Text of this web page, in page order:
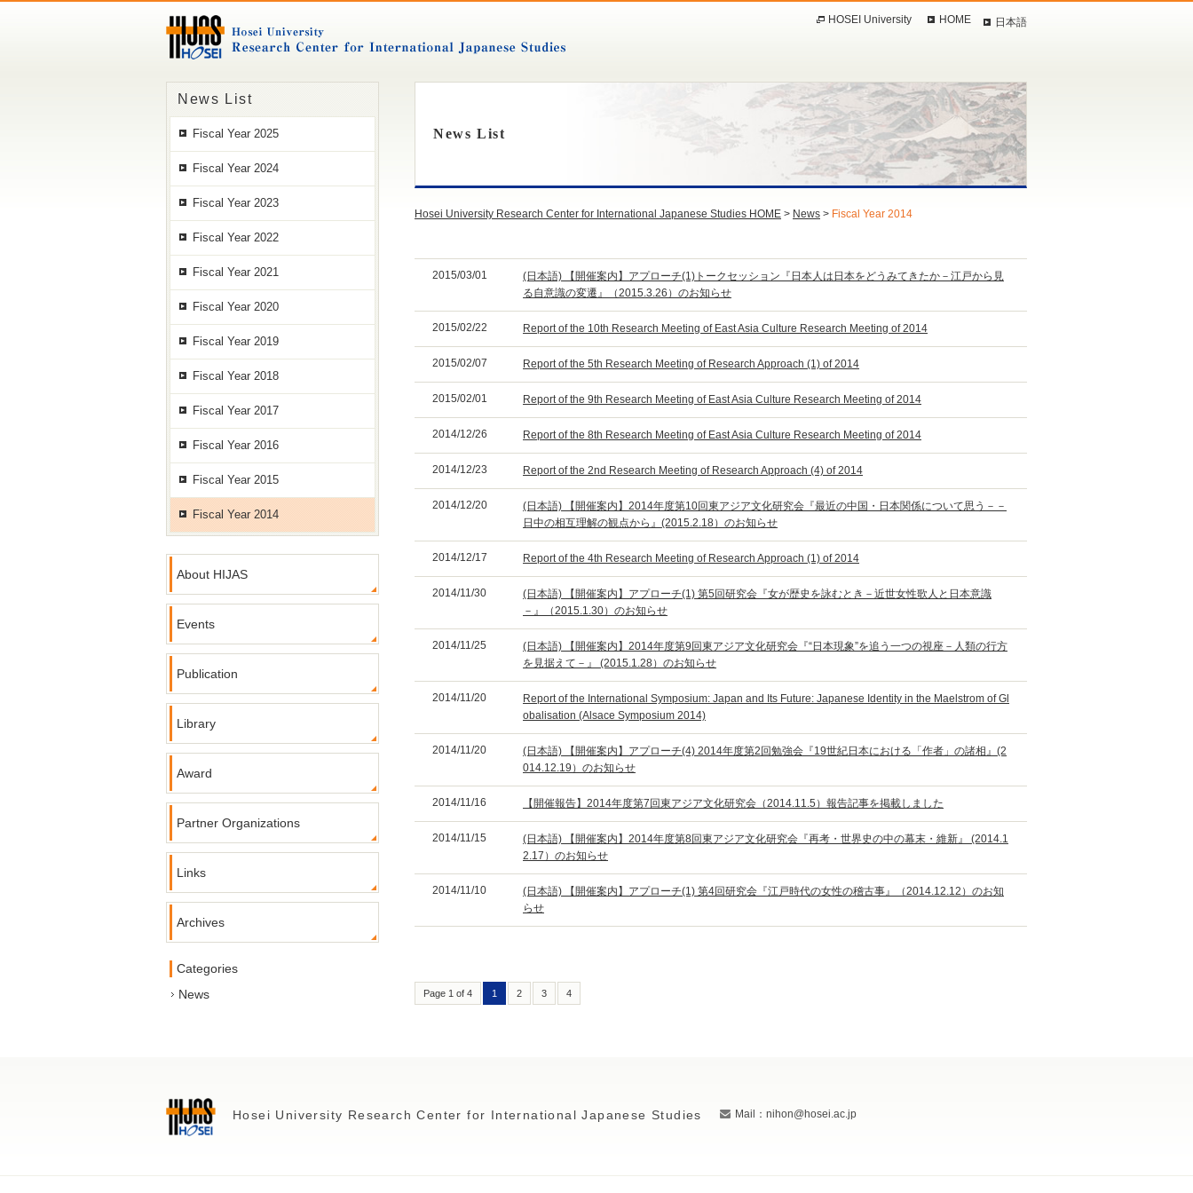
日本語
HOSEI University HOME
News List
Hosei University Research Center for International Japanese Studies HOME > News > Fiscal Year 2014
2015/03/01
(日本語) 【開催案内】アプローチ(1)トークセッション『日本人は日本をどうみてきたか－江戸から見
る自意識の変遷』（2015.3.26）のお知らせ
2015/02/22 Report of the 10th Research Meeting of East Asia Culture Research Meeting of 2014
2015/02/07 Report of the 5th Research Meeting of Research Approach (1) of 2014
2015/02/01 Report of the 9th Research Meeting of East Asia Culture Research Meeting of 2014
2014/12/26 Report of the 8th Research Meeting of East Asia Culture Research Meeting of 2014
2014/12/23 Report of the 2nd Research Meeting of Research Approach (4) of 2014
2014/12/20
(日本語) 【開催案内】2014年度第10回東アジア文化研究会『最近の中国・日本関係について思う－－
日中の相互理解の観点から』(2015.2.18）のお知らせ
2014/12/17 Report of the 4th Research Meeting of Research Approach (1) of 2014
2014/11/30
(日本語) 【開催案内】アプローチ(1) 第5回研究会『女が歴史を詠むとき－近世女性歌人と日本意識
－』（2015.1.30）のお知らせ
2014/11/25
(日本語) 【開催案内】2014年度第9回東アジア文化研究会『“日本現象”を追う一つの視座－人類の行方
を見据えて－』 (2015.1.28）のお知らせ
2014/11/20
Report of the International Symposium: Japan and Its Future: Japanese Identity in the Maelstrom of Gl
obalisation (Alsace Symposium 2014)
2014/11/20
(日本語) 【開催案内】アプローチ(4) 2014年度第2回勉強会『19世紀日本における「作者」の諸相』(2
014.12.19）のお知らせ
2014/11/16 【開催報告】2014年度第7回東アジア文化研究会（2014.11.5）報告記事を掲載しました
2014/11/15
(日本語) 【開催案内】2014年度第8回東アジア文化研究会『再考・世界史の中の幕末・維新』 (2014.1
2.17）のお知らせ
2014/11/10
(日本語) 【開催案内】アプローチ(1) 第4回研究会『江戸時代の女性の稽古事』（2014.12.12）のお知
らせ
Page 1 of 4 1 2 3 4
News List
Fiscal Year 2025
Fiscal Year 2024
Fiscal Year 2023
Fiscal Year 2022
Fiscal Year 2021
Fiscal Year 2020
Fiscal Year 2019
Fiscal Year 2018
Fiscal Year 2017
Fiscal Year 2016
Fiscal Year 2015
Fiscal Year 2014
About HIJAS
Events
Publication
Library
Award
Partner Organizations
Links
Archives
Categories
News
Hosei University Research Center for International Japanese Studies Mail：nihon@hosei.ac.jp